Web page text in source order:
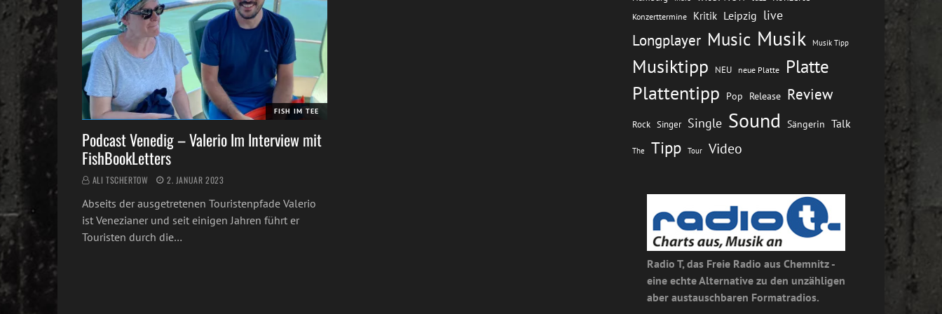
FISH IM TEE
Podcast Venedig – Valerio Im Interview mit
FishBookLetters
ALI TSCHERTOW 2. JANUAR 2023
Abseits der ausgetretenen Touristenpfade Valerio
ist Venezianer und seit einigen Jahren führt er
Touristen durch die…
Konzerttermine Kritik Leipzig live
Longplayer Music Musik Musik Tipp
Musiktipp NEU neue Platte Platte
Plattentipp Pop Release Review
Rock Singer Single Sound Sängerin Talk
The Tipp Tour Video
Radio T, das Freie Radio aus Chemnitz -
eine echte Alternative zu den unzähligen
aber austauschbaren Formatradios.